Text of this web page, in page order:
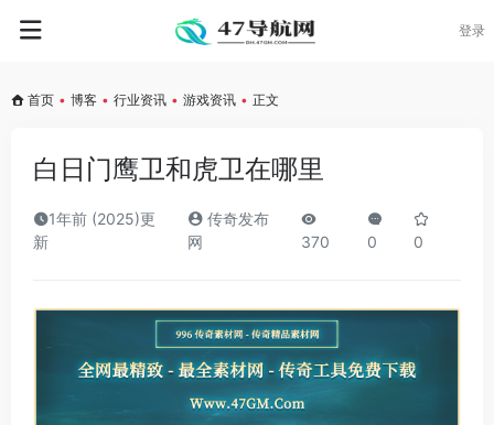
登录
首页 • 博客 • 行业资讯 • 游戏资讯 • 正文
白日门鹰卫和虎卫在哪里
1年前 (2025)更
新
传奇发布
网
370 0 0